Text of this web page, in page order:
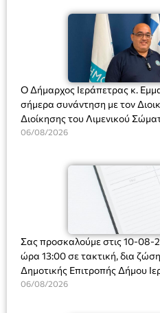
Ο Δήμαρχος Ιεράπετρας κ.
σήμερα συνάντηση με τον
Διοίκησης του Λιμενικού
Ακτοφυλακής (Λ.Σ.-ΕΛ.ΑΚΤ.),
06/08/2026
Σας προσκαλούμε στις 10-08-
ώρα 13:00 σε τακτική, δια
Δημοτικής Επιτροπής Δήμου
στο Δημοτικό Κατάστημα,
06/08/2026